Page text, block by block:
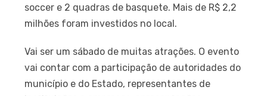
soccer e 2 quadras de basquete. Mais de R$ 2,2
milhões foram investidos no local.
Vai ser um sábado de muitas atrações. O evento
vai contar com a participação de autoridades do
município e do Estado, representantes de